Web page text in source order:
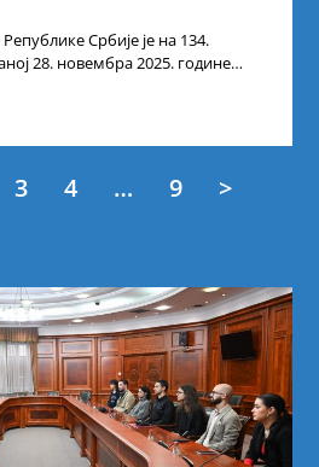
Србије је на 134.
28. новембра 2025. године
3 4 … 9 >